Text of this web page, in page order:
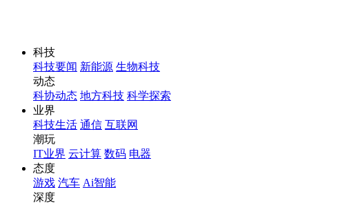
科技
科技要闻 新能源 生物科技
动态
科协动态 地方科技 科学探索
业界
科技生活 通信 互联网
潮玩
IT业界 云计算 数码 电器
态度
游戏 汽车 Ai智能
深度